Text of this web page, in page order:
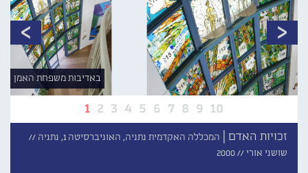
1 2 3 4 5 6 7 8 9 10
באדיבות משפחת האמן
זכויות האדם |
המכללה האקדמית נתניה, האוניברסיטה 1, נתניה //
שושני אורי //2000